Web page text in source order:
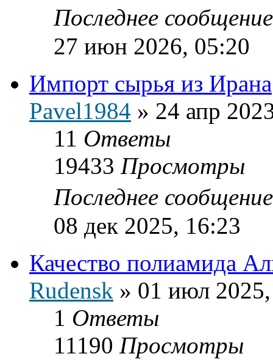
Последнее
27 июн 2026, 05:20
Импорт сырья из Ирана
Pavel1984 » 24 апр
11 Ответы
19433 Просмотры
Последнее
08 дек 2025, 16:23
Качество полиамида
Rudensk » 01 июл
1 Ответы
11190 Просмотры